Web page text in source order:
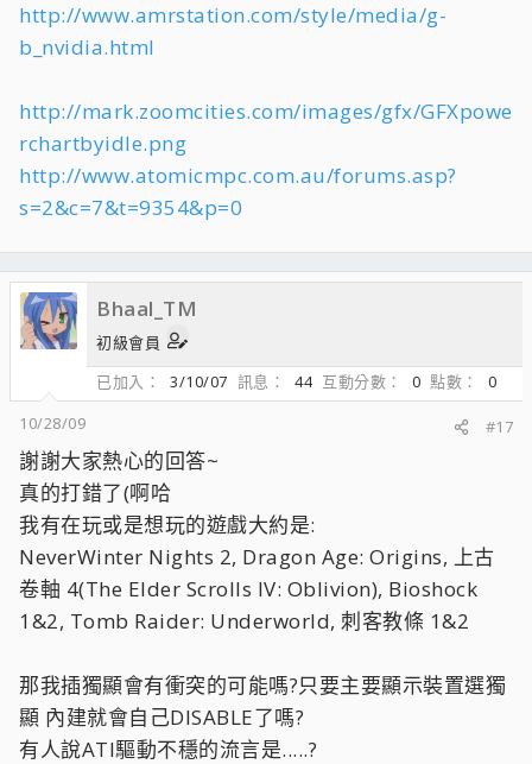
http://www.amrstation.com/style/media/g-
b_nvidia.html
http://mark.zoomcities.com/images/gfx/GFXpowe
rchartbyidle.png
http://www.atomicmpc.com.au/forums.asp?
s=2&c=7&t=9354&p=0
Bhaal_TM
初級會員
已加入
3/10/07 訊息 44 互動分數 0 點數
0
10/28/09
#17
謝謝大家熱心的回答~
真的打錯了(啊哈
我有在玩或是想玩的遊戲大約是:
NeverWinter Nights 2, Dragon Age: Origins, 上古
卷軸 4(The Elder Scrolls IV: Oblivion), Bioshock
1&2, Tomb Raider: Underworld, 刺客教條 1&2
那我插獨顯會有衝突的可能嗎?只要主要顯示裝置選獨
顯 內建就會自己DISABLE了嗎?
有人說ATI驅動不穩的流言是.....?